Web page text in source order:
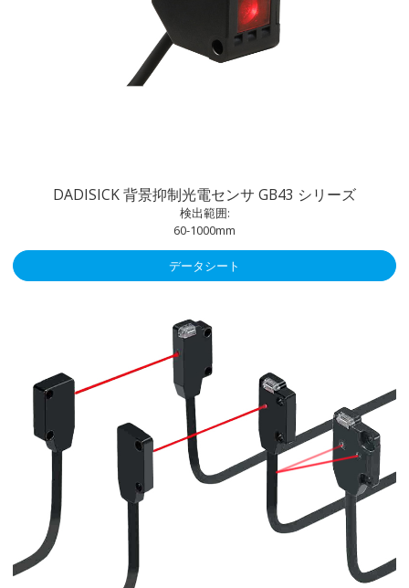
DADISICK 背景抑制光電センサ GB43 シリーズ
検出範囲:
60-1000mm
データシート